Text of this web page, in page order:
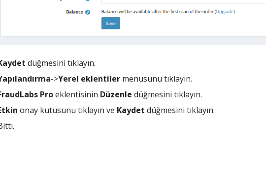
düğmesini tıklayın.
->Yerel eklentiler menüsünü tıklayın.
Proeklentisinin Düzenle düğmesini tıklayın.
onay kutusunu tıklayın ve Kaydet düğmesini tıklayın.